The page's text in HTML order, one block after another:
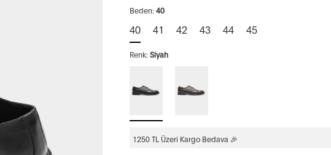
Beden: 40
40 41 42 43 44 45
Renk: Siyah
1250 TL Üzeri Kargo Bedava 🎉